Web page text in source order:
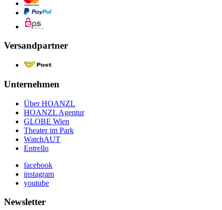
Versandpartner
Unternehmen
Über HOANZL
HOANZL Agentur
GLOBE Wien
Theater im Park
WatchAUT
Entrello
facebook
instagram
youtube
Newsletter